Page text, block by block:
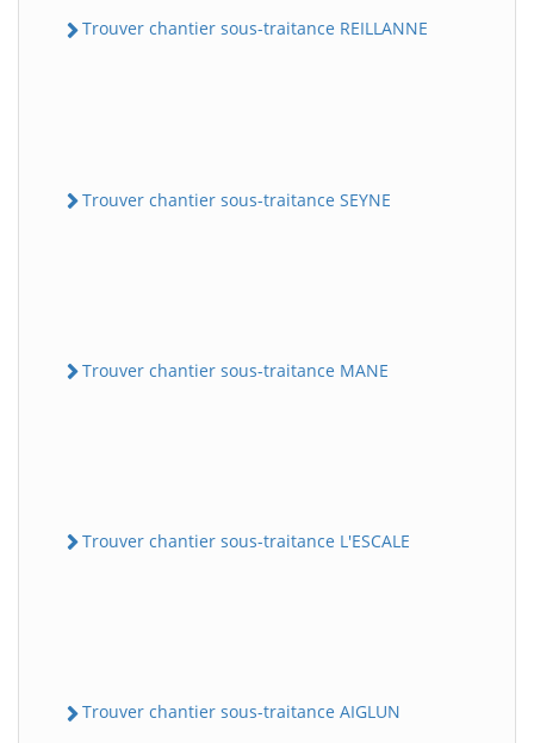
Trouver chantier sous-traitance REILLANNE
Trouver chantier sous-traitance SEYNE
Trouver chantier sous-traitance MANE
Trouver chantier sous-traitance L'ESCALE
Trouver chantier sous-traitance AIGLUN